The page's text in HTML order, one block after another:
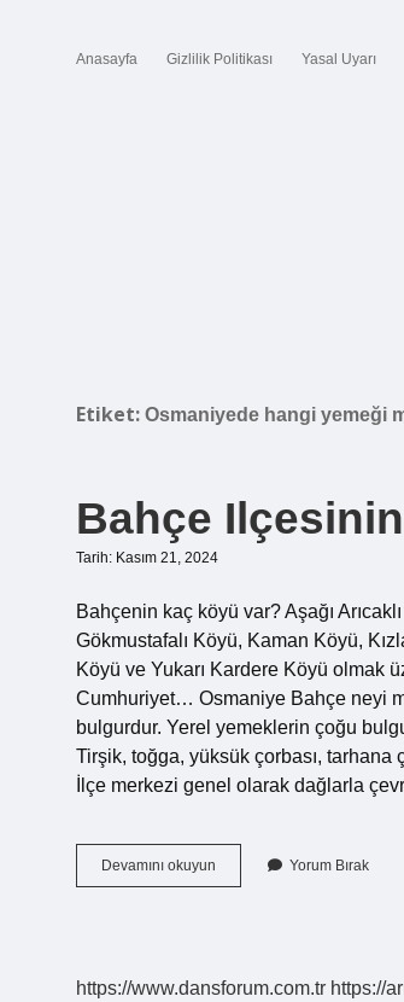
Anasayfa Gizlilik Politikası Yasal Uyarı
Etiket: Osmaniyede hangi yemeği
Bahçe
Tarih: Kasım 21, 2024
Bahçenin kaç köyü var? Aşağı
Gökmustafalı Köyü, Kaman Köyü,
Köyü ve Yukarı Kardere Köyü olmak
Cumhuriyet… Osmaniye Bahçe neyi
bulgurdur. Yerel yemeklerin çoğu
Tirşik, toğga, yüksük çorbası, tarhana
İlçe merkezi genel olarak dağlarla
Devamını okuyun
Ilçesinin
Yorum Bırak
https://www.dansforum.com.tr https://